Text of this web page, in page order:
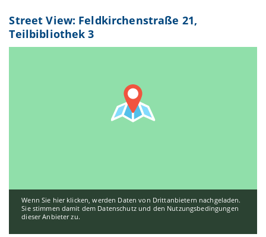
Street View: Feldkirchenstraße 21,
Teilbibliothek 3
Wenn Sie hier klicken, werden Daten von Drittanbietern nachgeladen.
Sie stimmen damit dem Datenschutz und den Nutzungsbedingungen
dieser Anbieter zu.